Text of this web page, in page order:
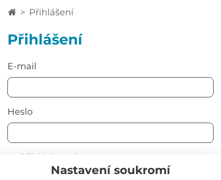
Nastavení soukromí
Přihlášení
Přihlášení
E-mail
Heslo
Přihlásit trvale